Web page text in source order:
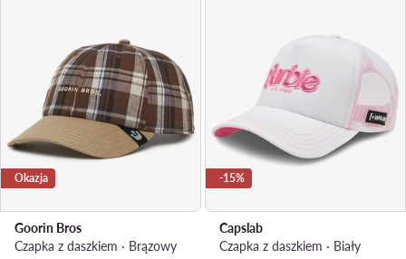
Okazja
Goorin Bros
Czapka z daszkiem · Brązowy
-15%
Capslab
Czapka z daszkiem · Biały